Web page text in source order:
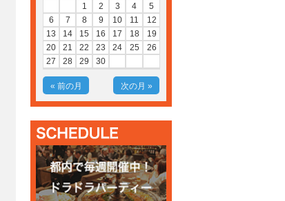
1
2 3 4
5
6
7 8 9 10 11
12
13
14 15 16 17 18
19
20
21 22 23 24 25
26
27
28 29 30
« 前の月 次の月 »